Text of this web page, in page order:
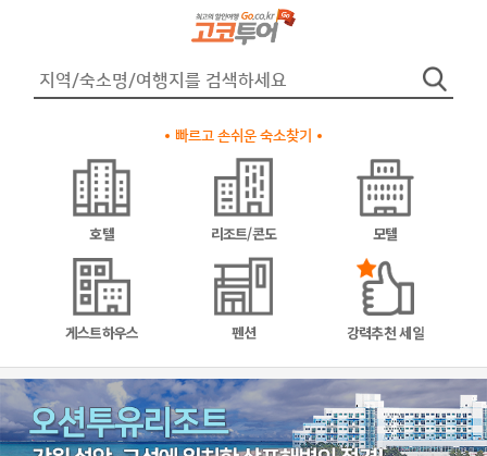
빠르고 손쉬운 숙소찾기
호텔 리조트/콘도 모텔
게스트하우스 펜션 강력추천 세일